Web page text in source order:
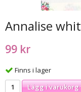
Annalise
99 kr
Finns i lager
Lägg i varukorg